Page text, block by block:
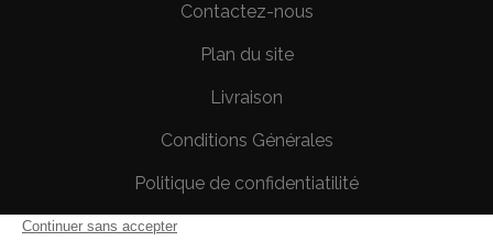
Contactez-nous
Plan du site
Livraison
Conditions Générales
Politique de confidentiatilité